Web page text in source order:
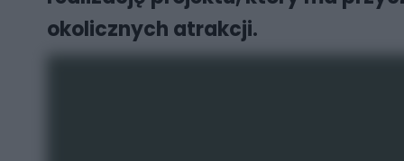
okolicznych atrakcji.